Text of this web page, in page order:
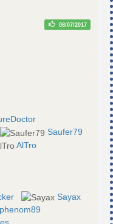
08/07/2017
Saufer79
AlTro
Sayax
phenom89